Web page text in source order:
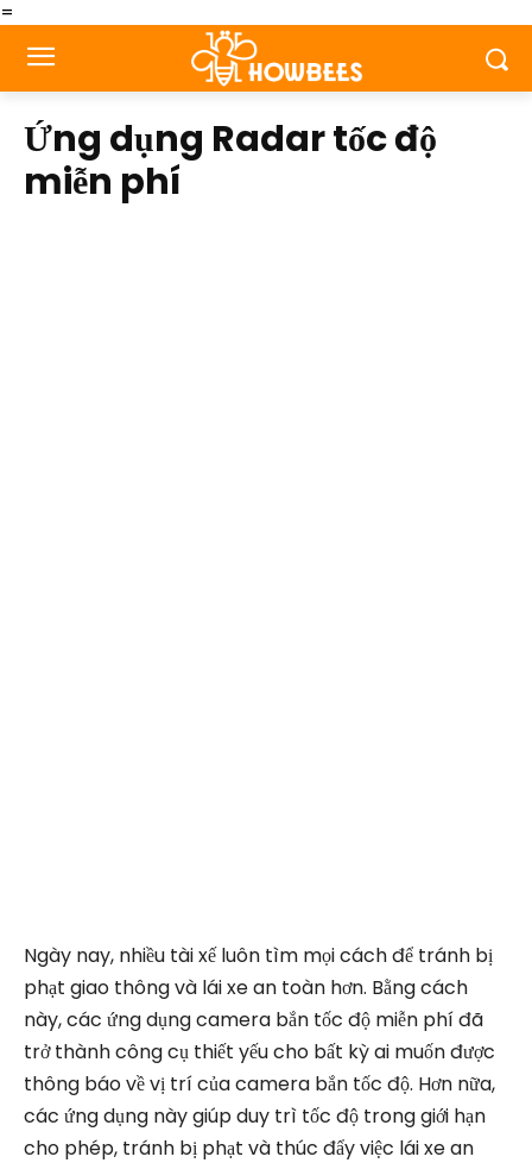
=
Ứng dụng Radar tốc độ
miễn phí
Ngày nay, nhiều tài xế luôn tìm mọi cách để tránh bị
phạt giao thông và lái xe an toàn hơn. Bằng cách
này, các ứng dụng camera bắn tốc độ miễn phí đã
trở thành công cụ thiết yếu cho bất kỳ ai muốn được
thông báo về vị trí của camera bắn tốc độ. Hơn nữa,
các ứng dụng này giúp duy trì tốc độ trong giới hạn
cho phép, tránh bị phạt và thúc đẩy việc lái xe an